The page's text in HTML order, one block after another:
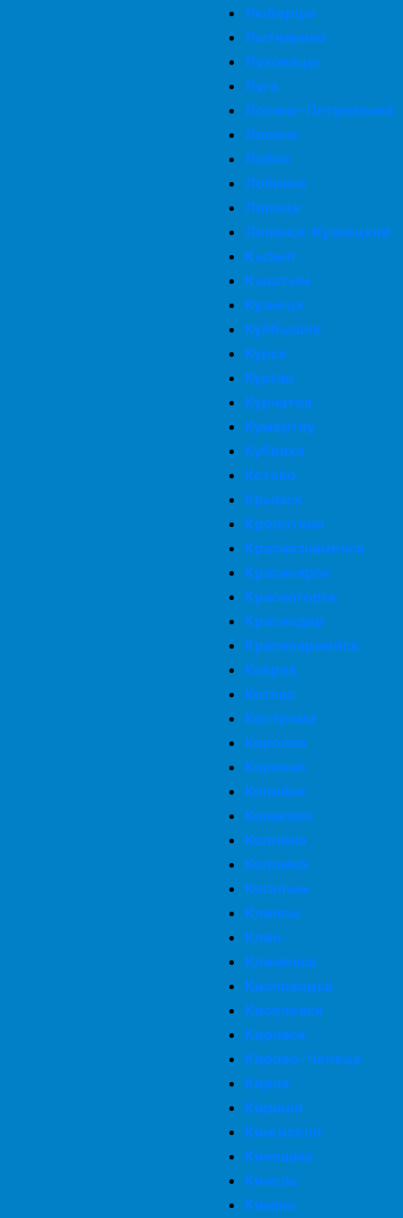
Люберцы
Лыткарино
Луховицы
Луга
Лосино-Петровский
Лосино
Лобня
Лобинск
Липецк
Ленинск-Кузнецкий
Кызыл
Кыштым
Кузнецк
Куйбышев
Курск
Курган
Курчатов
Кумертау
Кубинка
Кстово
Крымск
Кропоткин
Краснознаменск
Красноярск
Красногорск
Краснодар
Красноармейск
Ковров
Котлас
Кострома
Королев
Коркино
Копейск
Конаково
Колпино
Коломна
Когалым
Клинсы
Клин
Климовск
Кисловодск
Киселевск
Кировск
Кирово-Чепецк
Киров
Кириши
Кингисепп
Кинешма
Кинель
Кимры